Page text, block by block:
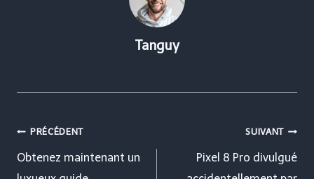
Tanguy
Navigation
de
PRÉCÉDENT
Obtenez maintenant un
SUIVANT
Pixel 8 Pro divulgué